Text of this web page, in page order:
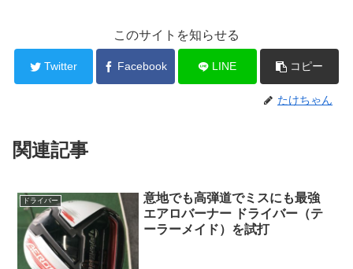
このサイトを知らせる
Twitter Facebook LINE コピー
たけちゃん
関連記事
ドライバー
意地でも高弾道でミスにも最強
エアロバーナー ドライバー（テ
ーラーメイド）を試打